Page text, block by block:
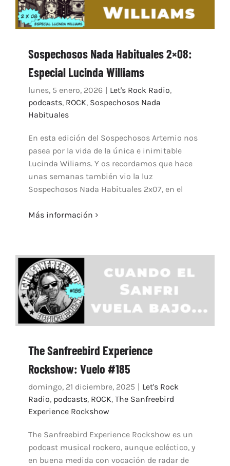
Sospechosos Nada Habituales 2×08:
Especial Lucinda Williams
lunes, 5 enero, 2026 Let's Rock Radio,
podcasts, ROCK, Sospechosos Nada
Habituales
En esta edición del Sospechosos Artemio nos
pasea por la vida de la única e inimitable
Lucinda Wiliams. Y os recordamos que hace
unas semanas también vio la luz
Sospechosos Nada Habituales 2x07, en el
Más información
The Sanfreebird Experience
Rockshow: Vuelo #185
domingo, 21 diciembre, 2025
Let's Rock
Radio, podcasts, ROCK, The Sanfreebird
Experience Rockshow
The Sanfreebird Experience Rockshow es un
podcast musical rockero, aunque ecléctico, y
en buena medida con vocación de radar de